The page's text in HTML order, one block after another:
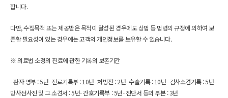
합니다.
다만, 수집목적 또는 제공받은 목적이 달성된 경우에도 상법 등 법령의 규정에 의하여 보
존할 필요성이 있는 경우에는 고객의 개인정보를 보유할 수 있습니다.
※ 의료법 소정의 진료에 관한 기록의 보존기간
- 환자 명부 : 5년- 진료기록부 : 10년- 처방전 : 2년- 수술기록 : 10년- 검사소견기록 : 5년-
방사선사진 및 그 소견서 : 5년- 간호기록부 : 5년- 진단서 등의 부본 : 3년